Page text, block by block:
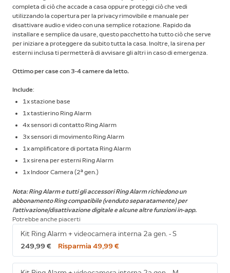
completa di ciò che accade a casa oppure proteggi ciò che vedi
utilizzando la copertura per la privacy rimovibile e manuale per
disattivare audio e video con una semplice rotazione. Rapido da
installare e semplice da usare, questo pacchetto ha tutto ciò che serve
per iniziare a proteggere da subito tutta la casa. Inoltre, la sirena per
esterni inclusa ti permetterà di avvisare gli altri in caso di emergenza.
Ottimo per case con 3-4 camere da letto.
Include:
1x stazione base
1x tastierino Ring Alarm
4x sensori di contatto Ring Alarm
3x sensori di movimento Ring Alarm
1x amplificatore di portata Ring Alarm
1x sirena per esterni Ring Alarm
1x Indoor Camera (2ª gen.)
Nota: Ring Alarm e tutti gli accessori Ring Alarm richiedono un
abbonamento Ring compatibile (venduto separatamente) per
l'attivazione/disattivazione digitale e alcune altre funzioni in-app.
Potrebbe anche piacerti
Kit Ring Alarm + videocamera interna 2a gen. - S
249,99 €
Risparmia 49,99 €